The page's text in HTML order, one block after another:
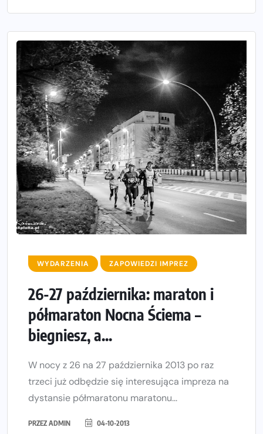
WYDARZENIA ZAPOWIEDZI IMPREZ
26-27 października: maraton i
półmaraton Nocna Ściema –
biegniesz, a...
W nocy z 26 na 27 października 2013 po raz
trzeci już odbędzie się interesująca impreza na
dystansie półmaratonu maratonu...
PRZEZ ADMIN 04-10-2013